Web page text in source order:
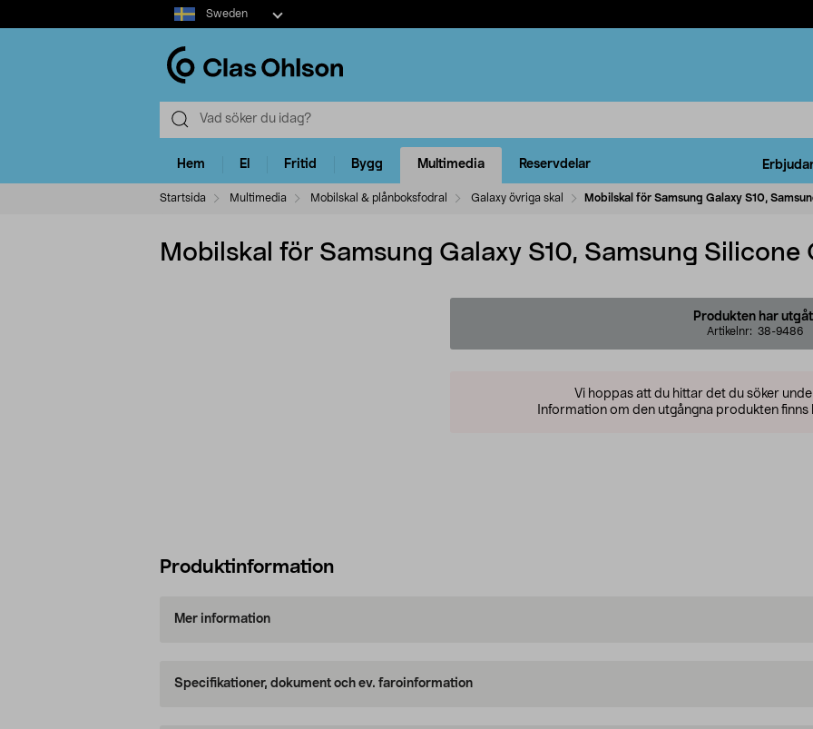
Select
market
Sweden
Hem El Fritid Bygg Multimedia Reservdelar
Startsida Multimedia Mobilskal & plånboksfodral Galaxy övriga skal Mobilskal för Samsung Galaxy S10,
Mobilskal för Samsung Galaxy S10, Samsung Silicone
Produkten har
Artikelnr: 38-9486
Vi hoppas att du hittar det du söker
Information om den utgångna produkten finns
Produktinformation
Mer information
Specifikationer, dokument och ev. faroinformation